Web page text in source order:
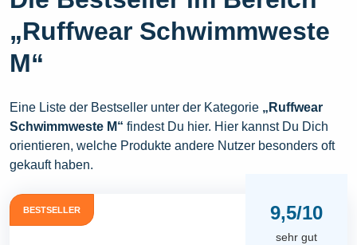
„Ruffwear Schwimmweste
M“
Eine Liste der Bestseller unter der Kategorie „Ruffwear
Schwimmweste M“ findest Du hier. Hier kannst Du Dich
orientieren, welche Produkte andere Nutzer besonders oft
gekauft haben.
BESTSELLER 9,5/10
sehr gut